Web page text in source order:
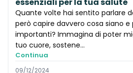
Quante volte hai sentito parlare
però capire davvero cosa siano
importanti? Immagina di poter
tuo cuore, sostene...
Continua
09/12/2024